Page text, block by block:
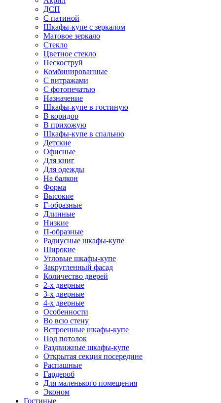
ДСП
С патиной
Шкафы-купе с зеркалом
Матовое зеркало
Стекло
Цветное стекло
Пескоструй
Комбинированные
С витражами
С фотопечатью
Назначение
Шкафы-купе в гостиную
В коридор
В прихожую
Шкафы-купе в спальню
Детские
Офисные
Для книг
Для одежды
На балкон
Форма
Высокие
Г-образные
Длинные
Низкие
П-образные
Радиусные шкафы-купе
Широкие
Угловые шкафы-купе
Закругленный фасад
Количество дверей
2-х дверные
3-х дверные
4-х дверные
Особенности
Во всю стену
Встроенные шкафы-купе
Под потолок
Раздвижные шкафы-купе
Открытая секция посередине
Распашные
Гардероб
Для маленького помещения
Эконом
Гостиные